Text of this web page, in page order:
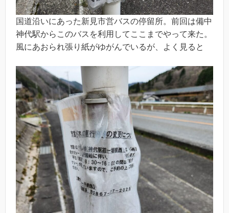
国道沿いにあった新見市営バスの停留所。前回は備中
神代駅からこのバスを利用してここまでやって来た。
風にあおられ張り紙がゆがんでいるが、よく見ると